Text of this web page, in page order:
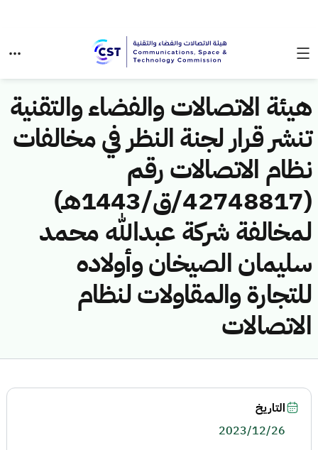
هيئة الاتصالات والفضاء والتقنية
تنشر قرار لجنة النظر في مخالفات
نظام الاتصالات رقم
(42748817/ق/1443هـ)
لمخالفة شركة عبدالله محمد
سليمان الصيخان وأولاده
للتجارة والمقاولات لنظام
الاتصالات
التاريخ
2023/12/26